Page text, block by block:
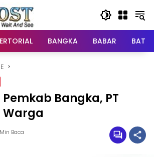
BANGKA BABAR
Bangka, PT
Warga
Baca